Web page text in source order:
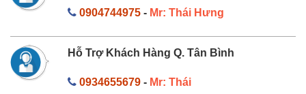
0904744975- Mr: Thái Hưng
Hỗ Trợ Khách Hàng Q. Tân Bình
0934655679- Mr: Thái